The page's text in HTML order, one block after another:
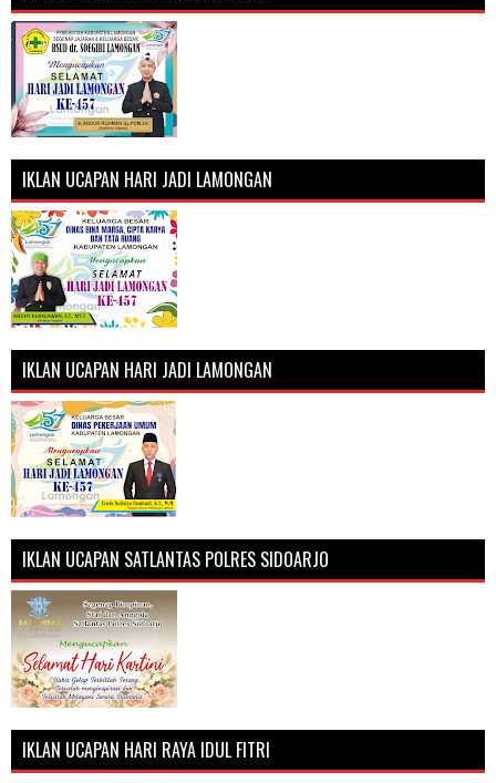
IKLAN UCAPAN HARI JADI LAMONGAN
IKLAN UCAPAN HARI JADI LAMONGAN
IKLAN UCAPAN SATLANTAS POLRES SIDOARJO
IKLAN UCAPAN HARI RAYA IDUL FITRI